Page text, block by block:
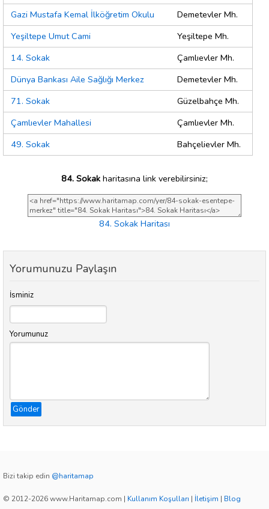
Gazi Mustafa Kemal İlköğretim Okulu
Demetevler Mh.
Yeşiltepe Umut Cami
Yeşiltepe Mh.
14. Sokak
Çamlıevler Mh.
Dünya Bankası Aile Sağlığı Merkez
Demetevler Mh.
71. Sokak
Güzelbahçe Mh.
Çamlıevler Mahallesi
Çamlıevler Mh.
49. Sokak
Bahçelievler Mh.
84. Sokak haritasına link verebilirsiniz;
84. Sokak Haritası
Yorumunuzu Paylaşın
İsminiz
Yorumunuz
Gönder
Bizi takip edin @haritamap
© 2012-2026 www.Haritamap.com | Kullanım Koşulları | İletişim | Blog